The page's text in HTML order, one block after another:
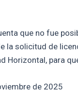
que no fue
solicitud de
para
de 2025